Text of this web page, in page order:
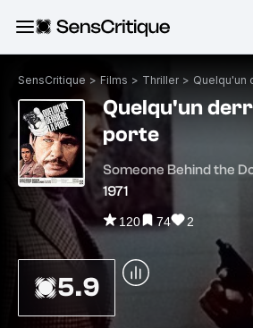
SensCritique > Films > Thriller > Quelqu'un
Quelqu'un
porte
Someone Behind the
1971
120 74 2
5.9